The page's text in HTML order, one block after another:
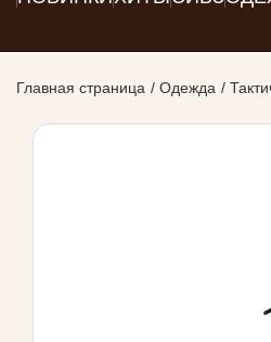
Главная страница Одежда